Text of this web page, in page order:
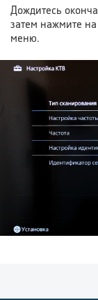
Дождитесь
затем нажмите на
меню.